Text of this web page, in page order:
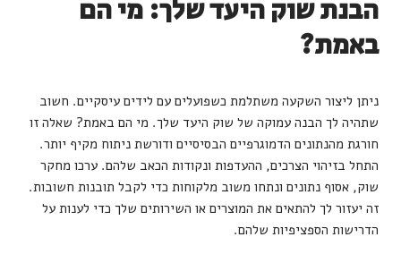
הבנת שוק היעד שלך: מי הם
באמת?
ניתן ליצור השקעה משתלמת כשפועלים עם לידים עיסקיים. חשוב
שתהיה לך הבנה עמוקה של שוק היעד שלך. מי הם באמת? שאלה זו
חורגת מהנתונים הדמוגרפיים הבסיסיים ודורשת ניתוח מקיף יותר.
התחל בזיהוי הצרכים, ההעדפות ונקודות הכאב שלהם. ערכו מחקר
שוק, אסוף נתונים ונתחו משוב מלקוחות כדי לקבל תובנות חשובות.
זה יעזור לך להתאים את המוצרים או השירותים שלך כדי לענות על
הדרישות הספציפיות שלהם.